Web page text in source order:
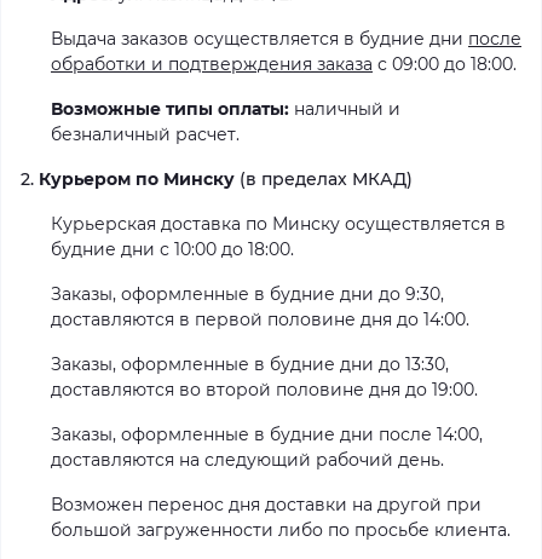
Выдача заказов осуществляется в будние дни после
обработки и подтверждения заказа с 09:00 до 18:00.
Возможные типы оплаты: наличный и
безналичный расчет.
2. Курьером по Минску (в пределах МКАД)
Курьерская доставка по Минску осуществляется в
будние дни с 10:00 до 18:00.
Заказы, оформленные в будние дни до 9:30,
доставляются в первой половине дня до 14:00.
Заказы, оформленные в будние дни до 13:30,
доставляются во второй половине дня до 19:00.
Заказы, оформленные в будние дни после 14:00,
доставляются на следующий рабочий день.
Возможен перенос дня доставки на другой при
большой загруженности либо по просьбе клиента.